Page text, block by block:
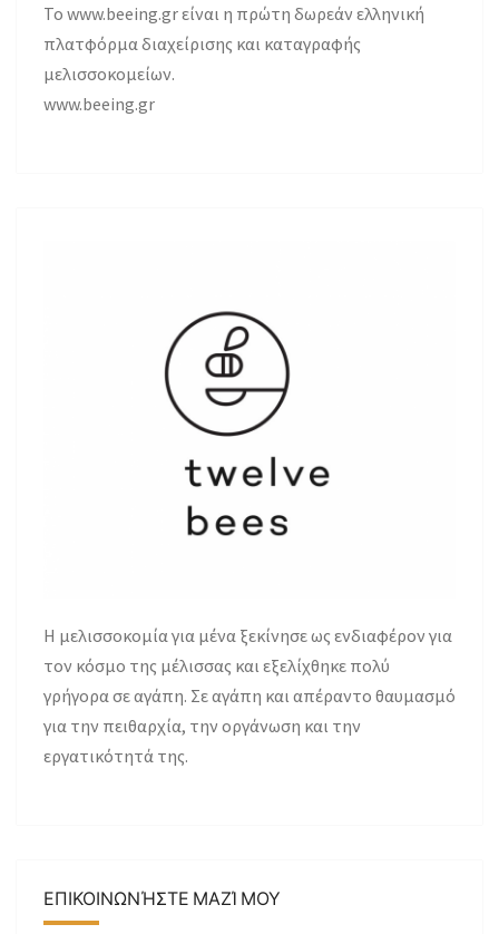
Το www.beeing.gr είναι η πρώτη δωρεάν ελληνική
πλατφόρμα διαχείρισης και καταγραφής
μελισσοκομείων.
www.beeing.gr
H μελισσοκομία για μένα ξεκίνησε ως ενδιαφέρον για
τον κόσμο της μέλισσας και εξελίχθηκε πολύ
γρήγορα σε αγάπη. Σε αγάπη και απέραντο θαυμασμό
για την πειθαρχία, την οργάνωση και την
εργατικότητά της.
ΕΠΙΚΟΙΝΩΝΉΣΤΕ ΜΑΖΊ ΜΟΥ